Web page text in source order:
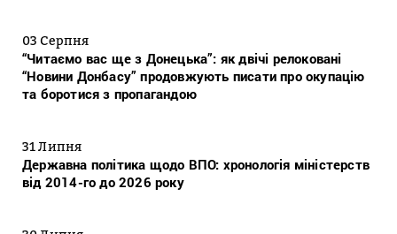
03 Серпня
“Читаємо вас ще з Донецька”: як двічі релоковані
“Новини Донбасу” продовжують писати про окупацію
та боротися з пропагандою
31 Липня
Державна політика щодо ВПО: хронологія міністерств
від 2014-го до 2026 року